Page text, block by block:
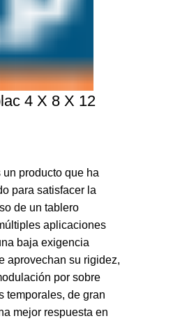
4 X 8 X 12
un producto que ha
para satisfacer la
de un tablero
aplicaciones
baja exigencia
aprovechan su rigidez,
por sobre
temporales, de gran
mejor respuesta en